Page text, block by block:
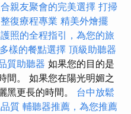
親友聚會的完美選擇 打掃
整復療程專業 精美外燴擺
照的全程指引，為您的旅
樣的餐點選擇 頂級助聽器
質助聽器 如果您的目的是
間。 如果您在陽光明媚之
黑更長的時間。 台中放鬆
質 輔聽器推薦，為您推薦